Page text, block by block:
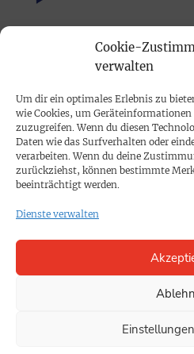
Cookie-
verwalten
Um dir ein optimales Erlebnis zu
wie Cookies, um
zuzugreifen. Wenn du diesen
Daten wie das Surfverhalten oder
verarbeiten. Wenn du deine
zurückziehst, können bestimmte
beeinträchtigt werden.
Dienste verwalten
PRINTAUSGABE
Mediadaten
PROKOMPAKT
Impressum
SPENDEN
Datenschutz